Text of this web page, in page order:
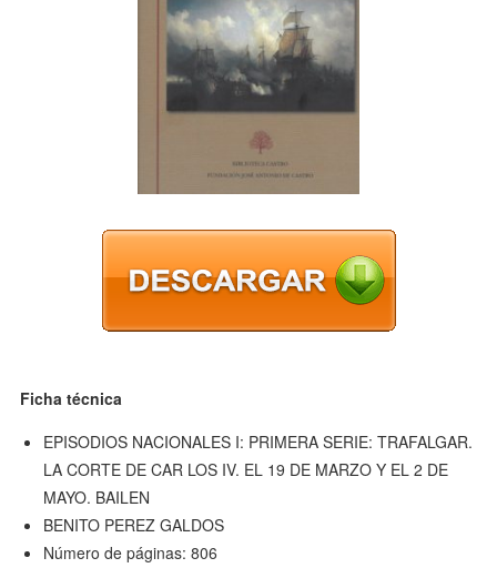
Ficha técnica
EPISODIOS NACIONALES I: PRIMERA SERIE: TRAFALGAR.
LA CORTE DE CAR LOS IV. EL 19 DE MARZO Y EL 2 DE
MAYO. BAILEN
BENITO PEREZ GALDOS
Número de páginas: 806